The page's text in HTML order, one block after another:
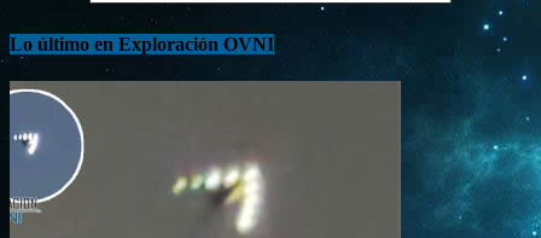
Lo último en Exploración OVNI